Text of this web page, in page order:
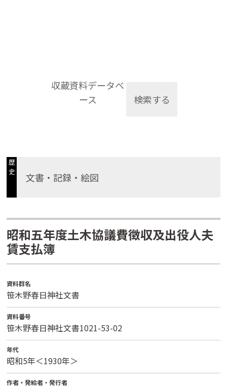
収蔵資料データベ
ース
検索する
歴
史
文書・記録・絵図
昭和五年度土木協議費徴収及出役人夫
賃支払簿
資料群名
笹木野春日神社文書
資料番号
笹木野春日神社文書1021-53-02
年代
昭和5年＜1930年＞
作者・発給者・発行者